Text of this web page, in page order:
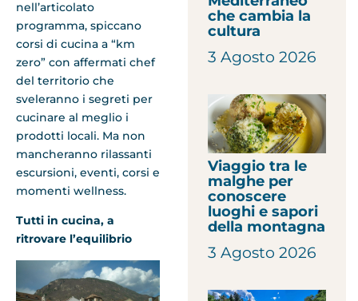
nell’articolato
programma, spiccano
corsi di cucina a “km
zero” con affermati chef
del territorio che
sveleranno i segreti per
cucinare al meglio i
prodotti locali. Ma non
mancheranno rilassanti
escursioni, eventi, corsi e
momenti wellness.
Tutti in cucina, a
ritrovare l’equilibrio
che cambia la
cultura
3 Agosto 2026
Viaggio tra le
malghe per
conoscere
luoghi e sapori
della montagna
3 Agosto 2026